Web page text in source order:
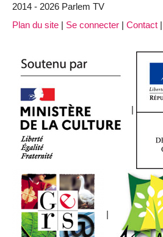
2014 - 2026 Parlem TV
Plan du site | Se connecter | Contact |
|
|